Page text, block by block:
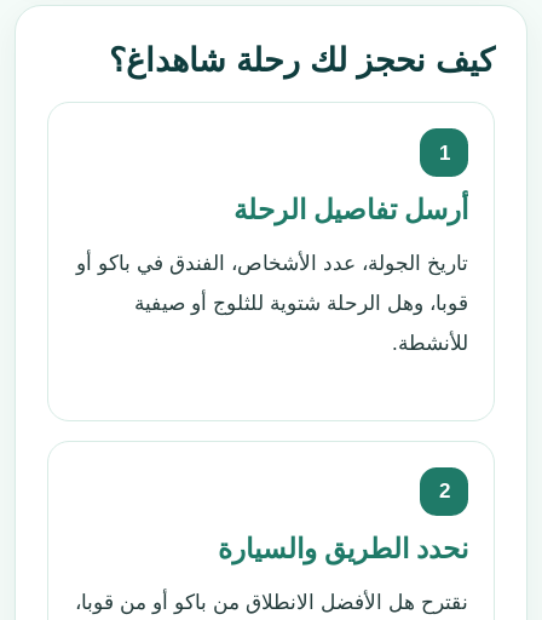
كيف نحجز لك رحلة شاهداغ؟
1
أرسل تفاصيل الرحلة
تاريخ الجولة، عدد الأشخاص، الفندق في باكو أو
قوبا، وهل الرحلة شتوية للثلوج أو صيفية
للأنشطة.
2
نحدد الطريق والسيارة
نقترح هل الأفضل الانطلاق من باكو أو من قوبا،